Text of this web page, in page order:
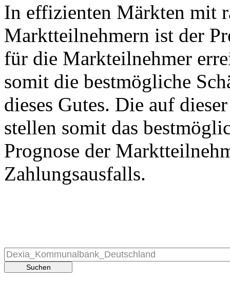
In effizienten Märkten mit
Marktteilnehmern ist der
für die Markteilnehmer
somit die bestmögliche
dieses Gutes. Die auf
stellen somit das
Prognose der
Zahlungsausfalls.